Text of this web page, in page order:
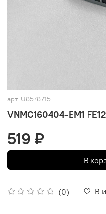
арт. U8578715
VNMG160404-EM1
(0) В
519 ₽
В